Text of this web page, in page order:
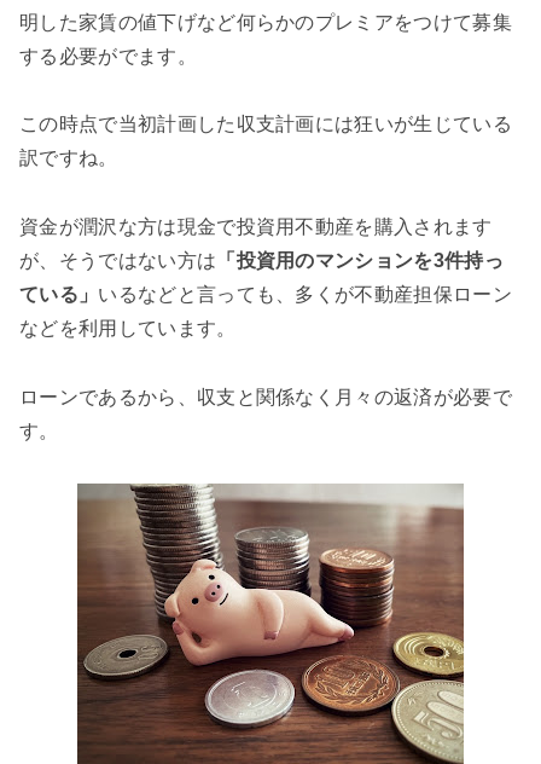
明した家賃の値下げなど何らかのプレミアをつけて募集
する必要がでます。
この時点で当初計画した収支計画には狂いが生じている
訳ですね。
資金が潤沢な方は現金で投資用不動産を購入されます
が、そうではない方は 「投資用のマンションを3件持っ
ている」 いるなどと言っても、多くが不動産担保ローン
などを利用しています。
ローンであるから、収支と関係なく月々の返済が必要で
す。